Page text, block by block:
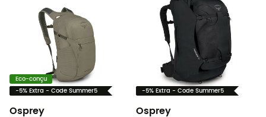
Eco-conçu
-5% Extra - Code Summer5
Osprey
-5% Extra - Code Summer5
Osprey